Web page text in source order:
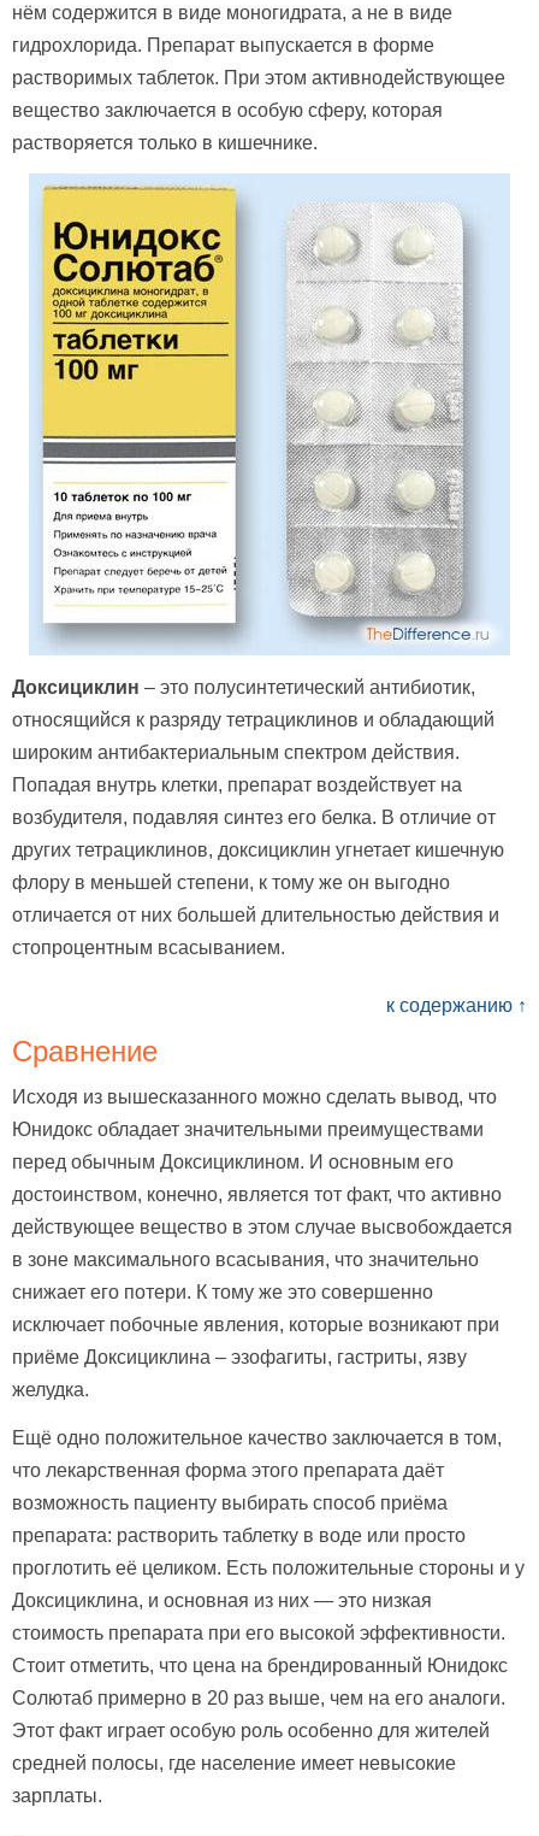
нём содержится в виде моногидрата, а не в виде
гидрохлорида. Препарат выпускается в форме
растворимых таблеток. При этом активнодействующее
вещество заключается в особую сферу, которая
растворяется только в кишечнике.
Доксициклин – это полусинтетический антибиотик,
относящийся к разряду тетрациклинов и обладающий
широким антибактериальным спектром действия.
Попадая внутрь клетки, препарат воздействует на
возбудителя, подавляя синтез его белка. В отличие от
других тетрациклинов, доксициклин угнетает кишечную
флору в меньшей степени, к тому же он выгодно
отличается от них большей длительностью действия и
стопроцентным всасыванием.
к содержанию ↑
Сравнение
Исходя из вышесказанного можно сделать вывод, что
Юнидокс обладает значительными преимуществами
перед обычным Доксициклином. И основным его
достоинством, конечно, является тот факт, что активно
действующее вещество в этом случае высвобождается
в зоне максимального всасывания, что значительно
снижает его потери. К тому же это совершенно
исключает побочные явления, которые возникают при
приёме Доксициклина – эзофагиты, гастриты, язву
желудка.
Ещё одно положительное качество заключается в том,
что лекарственная форма этого препарата даёт
возможность пациенту выбирать способ приёма
препарата: растворить таблетку в воде или просто
проглотить её целиком. Есть положительные стороны и у
Доксициклина, и основная из них — это низкая
стоимость препарата при его высокой эффективности.
Стоит отметить, что цена на брендированный Юнидокс
Солютаб примерно в 20 раз выше, чем на его аналоги.
Этот факт играет особую роль особенно для жителей
средней полосы, где население имеет невысокие
зарплаты.